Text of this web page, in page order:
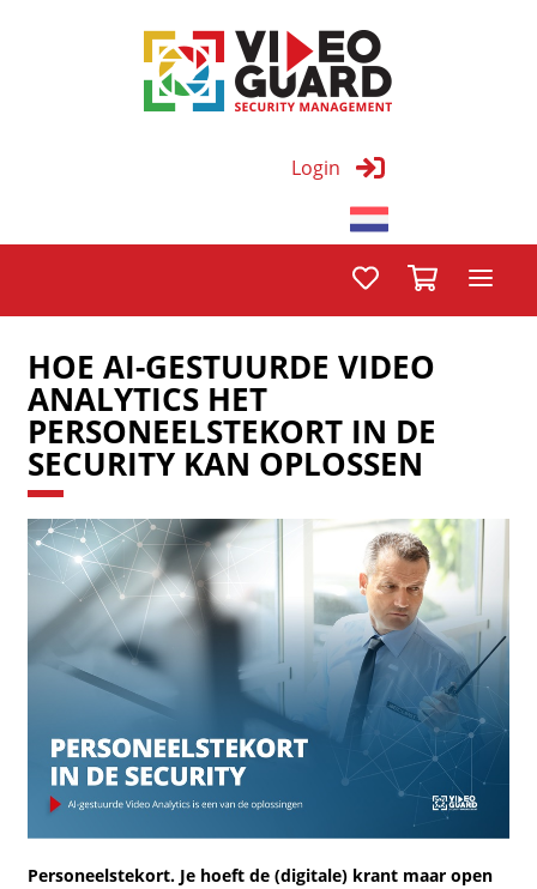
Login
HOE AI-GESTUURDE VIDEO
ANALYTICS HET
PERSONEELSTEKORT IN DE
SECURITY KAN OPLOSSEN
Personeelstekort. Je hoeft de (digitale) krant maar open